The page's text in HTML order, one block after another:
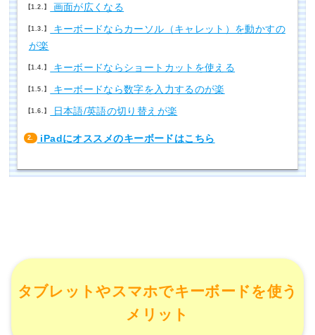
1.2. 画面が広くなる
1.3.
キーボードならカーソル（キャレット）を動かすの
が楽
1.4. キーボードならショートカットを使える
1.5. キーボードなら数字を入力するのが楽
1.6. 日本語/英語の切り替えが楽
2. iPadにオススメのキーボードはこちら
タブレットやスマホでキーボードを使う
メリット